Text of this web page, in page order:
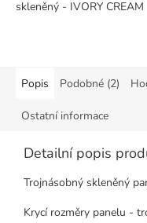
skleněný - IVORY CREAM
Popis
Podobné (2)
Ostatní informace
Detailní popis
Trojnásobný skleněný
Krycí rozměry panelu -